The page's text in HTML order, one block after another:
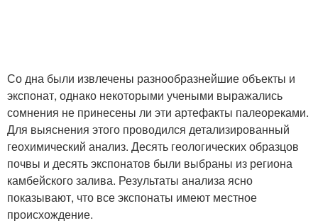
Со дна были извлечены разнообразнейшие объекты и
экспонат, однако некоторыми учеными выражались
сомнения не принесены ли эти артефакты палеореками.
Для выяснения этого проводился детализированный
геохимический анализ. Десять геологических образцов
почвы и десять экспонатов были выбраны из региона
камбейского залива. Результаты анализа ясно
показывают, что все экспонаты имеют местное
происхождение.